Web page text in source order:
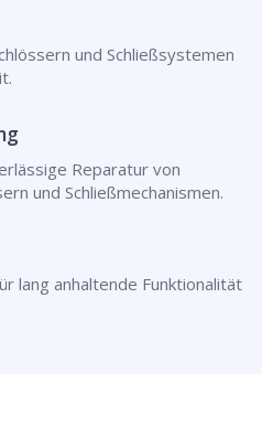
und Schließsystemen
Reparatur von
und Schließmechanismen.
lang anhaltende Funktionalität